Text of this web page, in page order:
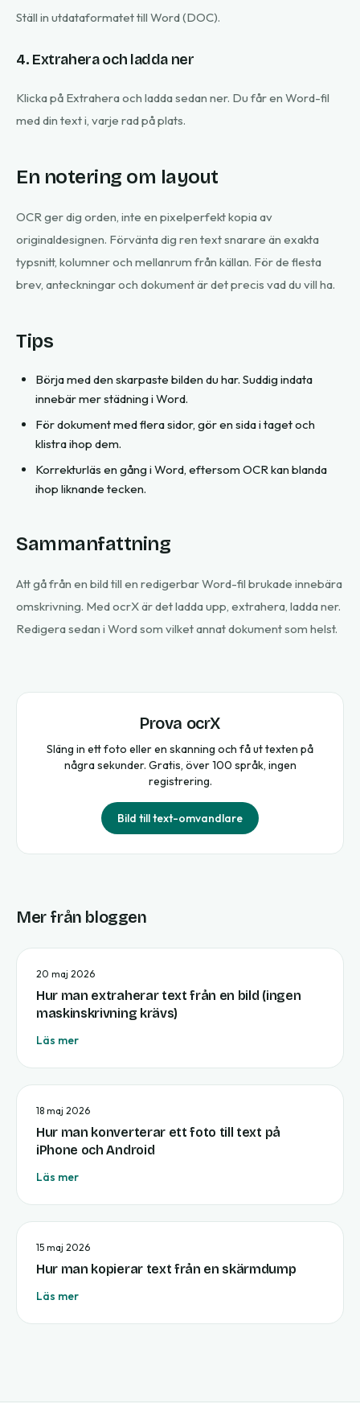
Ställ in utdataformatet till Word (DOC).
4. Extrahera och ladda ner
Klicka på Extrahera och ladda sedan ner. Du får en Word-fil
med din text i, varje rad på plats.
En notering om layout
OCR ger dig orden, inte en pixelperfekt kopia av
originaldesignen. Förvänta dig ren text snarare än exakta
typsnitt, kolumner och mellanrum från källan. För de flesta
brev, anteckningar och dokument är det precis vad du vill ha.
Tips
Börja med den skarpaste bilden du har. Suddig indata
innebär mer städning i Word.
För dokument med flera sidor, gör en sida i taget och
klistra ihop dem.
Korrekturläs en gång i Word, eftersom OCR kan blanda
ihop liknande tecken.
Sammanfattning
Att gå från en bild till en redigerbar Word-fil brukade innebära
omskrivning. Med ocrX är det ladda upp, extrahera, ladda ner.
Redigera sedan i Word som vilket annat dokument som helst.
Prova ocrX
Släng in ett foto eller en skanning och få ut texten på
några sekunder. Gratis, över 100 språk, ingen
registrering.
Bild till text-omvandlare
Mer från bloggen
20 maj 2026
Hur man extraherar text från en bild (ingen
maskinskrivning krävs)
Läs mer
18 maj 2026
Hur man konverterar ett foto till text på
iPhone och Android
Läs mer
15 maj 2026
Hur man kopierar text från en skärmdump
Läs mer